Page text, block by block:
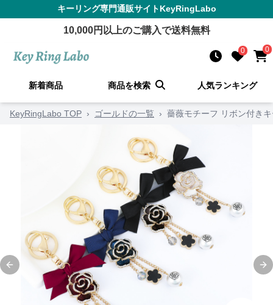
キーリング専門通販サイトKeyRingLabo
10,000円以上のご購入で送料無料
0 0
新着商品 商品を検索 人気ランキング
KeyRingLabo TOP › ゴールドの一覧 › 薔薇モチーフ リボン付き
Previous slide